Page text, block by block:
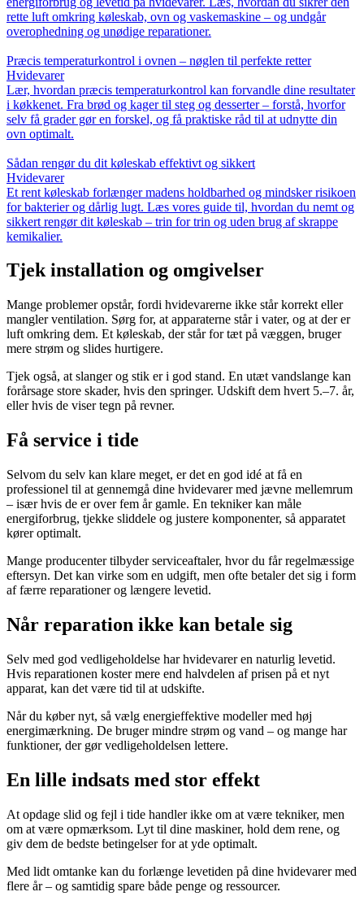
rette luft omkring køleskab, ovn og vaskemaskine – og undgår
overophedning og unødige reparationer.
Præcis temperaturkontrol i ovnen – nøglen til perfekte retter
Hvidevarer
Lær, hvordan præcis temperaturkontrol kan forvandle dine resultater
i køkkenet. Fra brød og kager til steg og desserter – forstå, hvorfor
selv få grader gør en forskel, og få praktiske råd til at udnytte din
ovn optimalt.
Sådan rengør du dit køleskab effektivt og sikkert
Hvidevarer
Et rent køleskab forlænger madens holdbarhed og mindsker risikoen
for bakterier og dårlig lugt. Læs vores guide til, hvordan du nemt og
sikkert rengør dit køleskab – trin for trin og uden brug af skrappe
kemikalier.
Tjek installation og omgivelser
Mange problemer opstår, fordi hvidevarerne ikke står korrekt eller
mangler ventilation. Sørg for, at apparaterne står i vater, og at der er
luft omkring dem. Et køleskab, der står for tæt på væggen, bruger
mere strøm og slides hurtigere.
Tjek også, at slanger og stik er i god stand. En utæt vandslange kan
forårsage store skader, hvis den springer. Udskift dem hvert 5.–7. år,
eller hvis de viser tegn på revner.
Få service i tide
Selvom du selv kan klare meget, er det en god idé at få en
professionel til at gennemgå dine hvidevarer med jævne mellemrum
– især hvis de er over fem år gamle. En tekniker kan måle
energiforbrug, tjekke sliddele og justere komponenter, så apparatet
kører optimalt.
Mange producenter tilbyder serviceaftaler, hvor du får regelmæssige
eftersyn. Det kan virke som en udgift, men ofte betaler det sig i form
af færre reparationer og længere levetid.
Når reparation ikke kan betale sig
Selv med god vedligeholdelse har hvidevarer en naturlig levetid.
Hvis reparationen koster mere end halvdelen af prisen på et nyt
apparat, kan det være tid til at udskifte.
Når du køber nyt, så vælg energieffektive modeller med høj
energimærkning. De bruger mindre strøm og vand – og mange har
funktioner, der gør vedligeholdelsen lettere.
En lille indsats med stor effekt
At opdage slid og fejl i tide handler ikke om at være tekniker, men
om at være opmærksom. Lyt til dine maskiner, hold dem rene, og
giv dem de bedste betingelser for at yde optimalt.
Med lidt omtanke kan du forlænge levetiden på dine hvidevarer med
flere år – og samtidig spare både penge og ressourcer.